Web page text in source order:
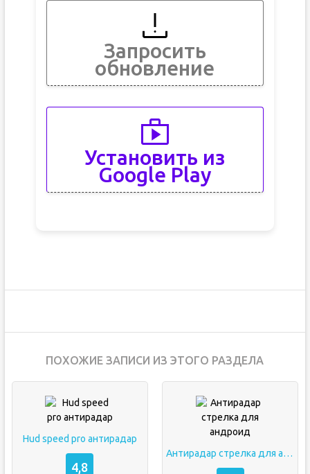
Запросить
обновление
Установить из
Google Play
ПОХОЖИЕ ЗАПИСИ ИЗ ЭТОГО РАЗДЕЛА
Hud speed pro антирадар
4,8
Антирадар стрелка для андроид